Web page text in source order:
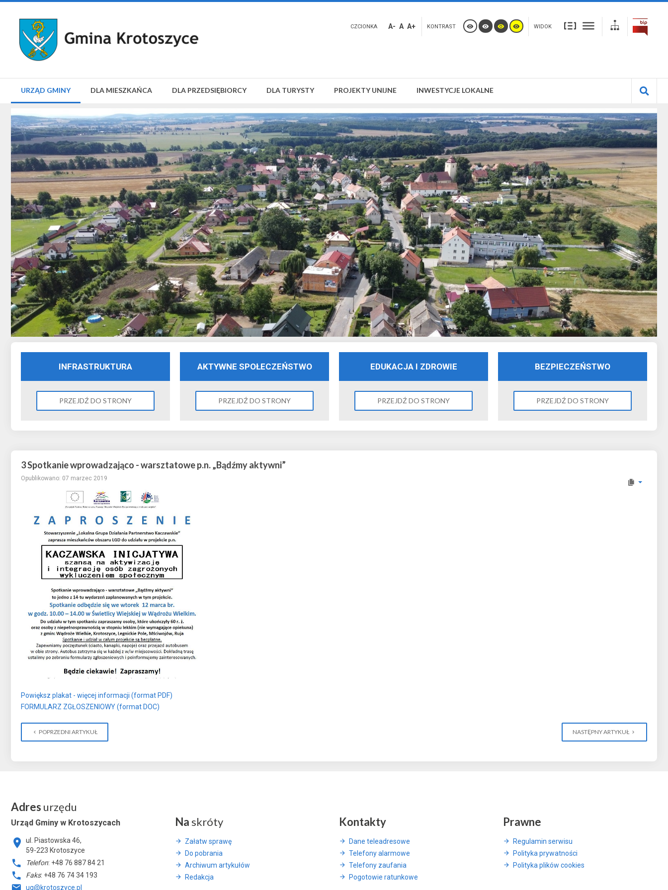
CZCIONKA A- A A+ KONTRAST WIDOK
URZĄD GMINY DLA MIESZKAŃCA DLA PRZEDSIĘBIORCY DLA TURYSTY PROJEKTY UNIJNE INWESTYCJE LOKALNE
INFRASTRUKTURA
PRZEJDŹ DO STRONY
AKTYWNE SPOŁECZEŃSTWO
PRZEJDŹ DO STRONY
EDUKACJA I ZDROWIE
PRZEJDŹ DO STRONY
BEZPIECZEŃSTWO
PRZEJDŹ DO STRONY
3 Spotkanie wprowadzająco - warsztatowe p.n. „Bądźmy aktywni”
Opublikowano: 07 marzec 2019
Powiększ plakat - więcej informacji (format PDF)
FORMULARZ ZGŁOSZENIOWY (format DOC)
POPRZEDNI ARTYKUŁ NASTĘPNY ARTYKUŁ
Adres urzędu
Urząd Gminy w Krotoszycach
ul. Piastowska 46,
59-223 Krotoszyce
Telefon: +48 76 887 84 21
Faks: +48 76 74 34 193
ug@krotoszyce.pl
Na skróty
Załatw sprawę
Do pobrania
Archiwum artykułów
Redakcja
Kontakty
Dane teleadresowe
Telefony alarmowe
Telefony zaufania
Pogotowie ratunkowe
Prawne
Regulamin serwisu
Polityka prywatności
Polityka plików cookies